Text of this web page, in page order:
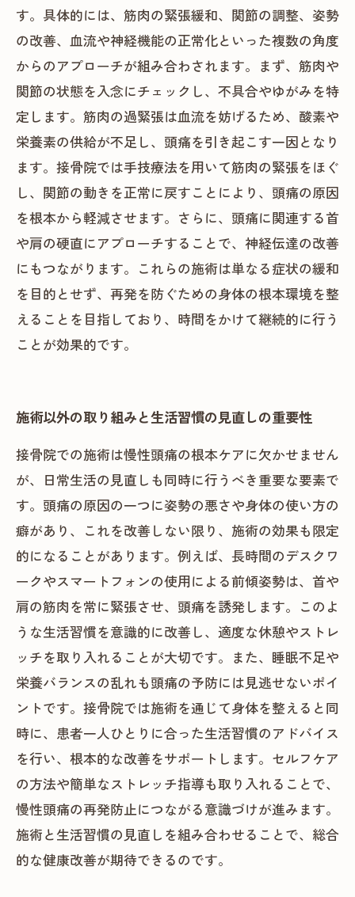
す。具体的には、筋肉の緊張緩和、関節の調整、姿勢
の改善、血流や神経機能の正常化といった複数の角度
からのアプローチが組み合わされます。まず、筋肉や
関節の状態を入念にチェックし、不具合やゆがみを特
定します。筋肉の過緊張は血流を妨げるため、酸素や
栄養素の供給が不足し、頭痛を引き起こす一因となり
ます。接骨院では手技療法を用いて筋肉の緊張をほぐ
し、関節の動きを正常に戻すことにより、頭痛の原因
を根本から軽減させます。さらに、頭痛に関連する首
や肩の硬直にアプローチすることで、神経伝達の改善
にもつながります。これらの施術は単なる症状の緩和
を目的とせず、再発を防ぐための身体の根本環境を整
えることを目指しており、時間をかけて継続的に行う
ことが効果的です。
施術以外の取り組みと生活習慣の見直しの重要性
接骨院での施術は慢性頭痛の根本ケアに欠かせません
が、日常生活の見直しも同時に行うべき重要な要素で
す。頭痛の原因の一つに姿勢の悪さや身体の使い方の
癖があり、これを改善しない限り、施術の効果も限定
的になることがあります。例えば、長時間のデスクワ
ークやスマートフォンの使用による前傾姿勢は、首や
肩の筋肉を常に緊張させ、頭痛を誘発します。このよ
うな生活習慣を意識的に改善し、適度な休憩やストレ
ッチを取り入れることが大切です。また、睡眠不足や
栄養バランスの乱れも頭痛の予防には見逃せないポイ
ントです。接骨院では施術を通じて身体を整えると同
時に、患者一人ひとりに合った生活習慣のアドバイス
を行い、根本的な改善をサポートします。セルフケア
の方法や簡単なストレッチ指導も取り入れることで、
慢性頭痛の再発防止につながる意識づけが進みます。
施術と生活習慣の見直しを組み合わせることで、総合
的な健康改善が期待できるのです。